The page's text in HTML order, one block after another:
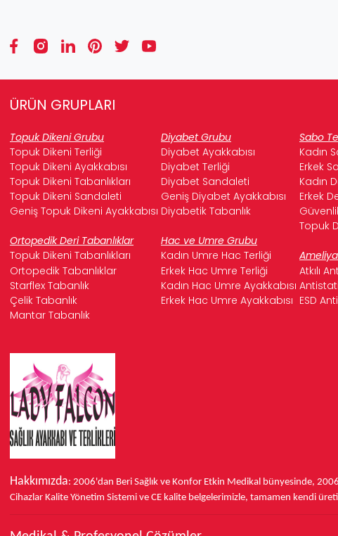
ÜRÜN GRUPLARI
Topuk Dikeni Grubu Diyabet Grubu Sabo
Topuk Dikeni Terliği
Diyabet Ayakkabısı Kadın
Topuk Dikeni Ayakkabısı
Diyabet Terliği Erkek
Topuk Dikeni Tabanlıkları
Diyabet Sandaleti Kadın
Topuk Dikeni Sandaleti
Geniş Diyabet Ayakkabısı Erkek
Geniş Topuk Dikeni Ayakkabısı Diyabetik Tabanlık
Topuk
Ortopedik Deri Tabanlıklar
Hac ve Umre Grubu
Topuk Dikeni Tabanlıkları
Kadın Umre Hac Terliği
Ortopedik Tabanlıklar
Erkek Hac Umre Terliği Atkılı
Starflex Tabanlık
Kadın Hac Umre Ayakkabısı
Çelik Tabanlık
Erkek Hac Umre Ayakkabısı ESD
Mantar Tabanlık
Hakkımızda: 2006'dan Beri Sağlık ve Konfor Etkin Medikal bünyesinde,
Cihazlar Kalite Yönetim Sistemi ve CE kalite belgelerimizle, tamamen kendi